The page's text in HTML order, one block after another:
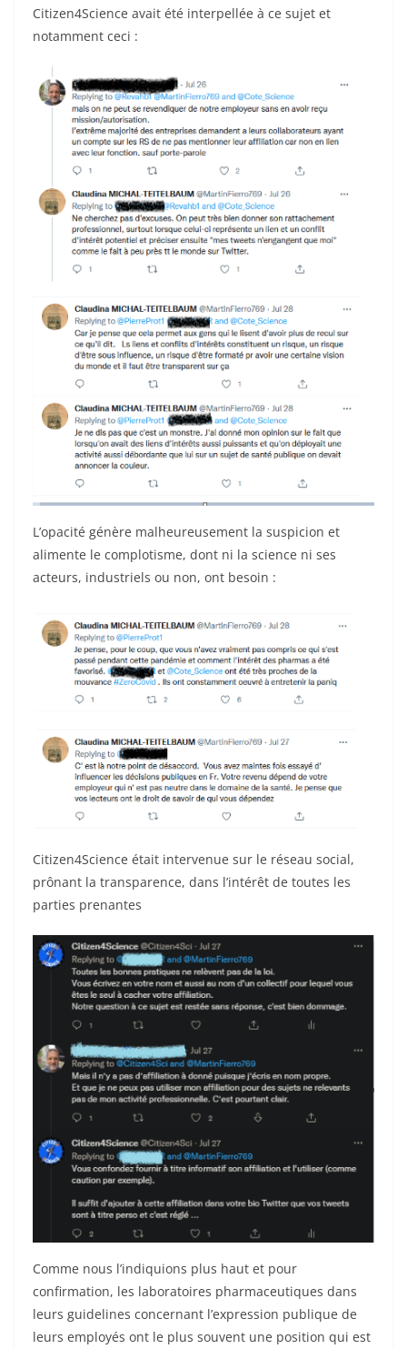
Citizen4Science avait été interpellée à ce sujet et
notamment ceci :
L’opacité génère malheureusement la suspicion et
alimente le complotisme, dont ni la science ni ses
acteurs, industriels ou non, ont besoin :
Citizen4Science était intervenue sur le réseau social,
prônant la transparence, dans l’intérêt de toutes les
parties prenantes
Comme nous l’indiquions plus haut et pour
confirmation, les laboratoires pharmaceutiques dans
leurs guidelines concernant l’expression publique de
leurs employés ont le plus souvent une position qui est